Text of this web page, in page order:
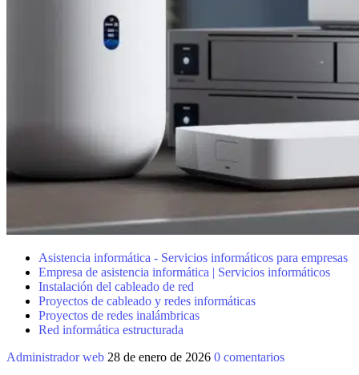
Asistencia informática - Servicios informáticos para empresas
Empresa de asistencia informática | Servicios informáticos
Instalación del cableado de red
Proyectos de cableado y redes informáticas
Proyectos de redes inalámbricas
Red informática estructurada
Administrador web 28 de enero de 2026 0 comentarios